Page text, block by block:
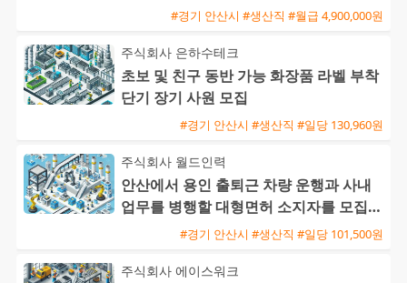
#경기 안산시 #생산직 #월급 4,900,000원
주식회사 은하수테크
초보 및 친구 동반 가능 화장품 라벨 부착
단기 장기 사원 모집
#경기 안산시 #생산직 #일당 130,960원
주식회사 월드인력
안산에서 용인 출퇴근 차량 운행과 사내
업무를 병행할 대형면허 소지자를 모집합
#경기 안산시 #생산직 #일당 101,500원
주식회사 에이스워크